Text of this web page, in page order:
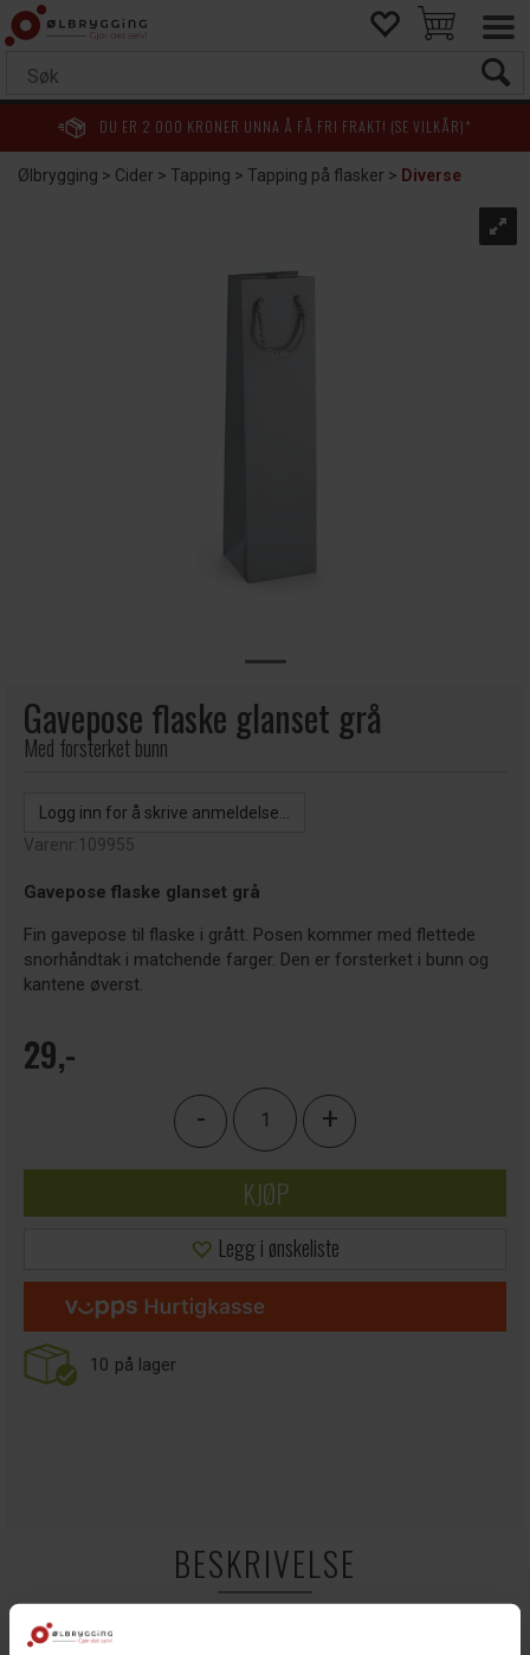
DU ER 2 000 KRONER UNNA Å FÅ FRI FRAKT! (SE VILKÅR)*
Ølbrygging>Cider>Tapping>Tapping på flasker> Diverse
Gavepose flaske glanset grå
Med forsterket bunn
Logg inn for å skrive anmeldelse...
Varenr:109955
Gavepose flaske glanset grå
Fin gavepose til flaske i grått. Posen kommer med flettede
snorhåndtak i matchende farger. Den er forsterket i bunn og
kantene øverst.
29,-
- +
KJØP
Legg i ønskeliste
10 på lager
BESKRIVELSE
Gavepose flaske glanset grå